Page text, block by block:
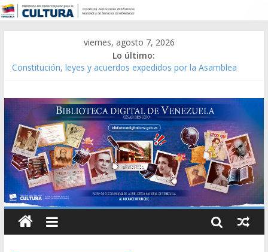
viernes, agosto 7, 2026
Lo último:
Constitución, leyes y acuerdos expedidos por la Asamblea
Modesta Bor Sánchez [material gráfico]
Gaceta Oficial de la República de Venezuela año CXXXIII Mes V,
Caracas 09 de marzo de 2006 N° 38.394
Catálogo temático de obras de Modesta Bor